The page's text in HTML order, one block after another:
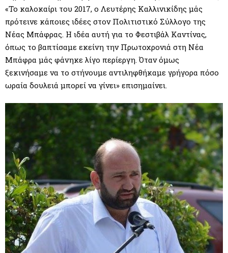
«Το καλοκαίρι του 2017, ο Λευτέρης Καλλινικίδης μάς
πρότεινε κάποιες ιδέες στον Πολιτιστικό Σύλλογο της
Νέας Μπάφρας. Η ιδέα αυτή για το Φεστιβάλ Καντίνας,
όπως το βαπτίσαμε εκείνη την Πρωτοχρονιά στη Νέα
Μπάφρα μάς φάνηκε λίγο περίεργη. Όταν όμως
ξεκινήσαμε να το στήνουμε αντιληφθήκαμε γρήγορα πόσο
ωραία δουλειά μπορεί να γίνει» επισημαίνει.